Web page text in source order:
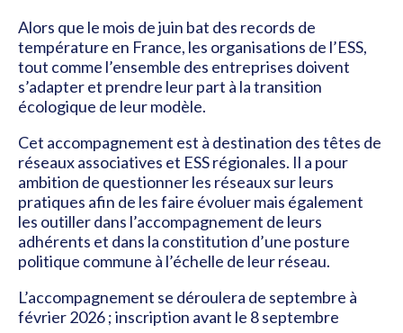
Alors que le mois de juin bat des records de
température en France, les organisations de l’ESS,
tout comme l’ensemble des entreprises doivent
s’adapter et prendre leur part à la transition
écologique de leur modèle.
Cet accompagnement est à destination des têtes de
réseaux associatives et ESS régionales. Il a pour
ambition de questionner les réseaux sur leurs
pratiques afin de les faire évoluer mais également
les outiller dans l’accompagnement de leurs
adhérents et dans la constitution d’une posture
politique commune à l’échelle de leur réseau.
L’accompagnement se déroulera de septembre à
février 2026 ; inscription avant le 8 septembre